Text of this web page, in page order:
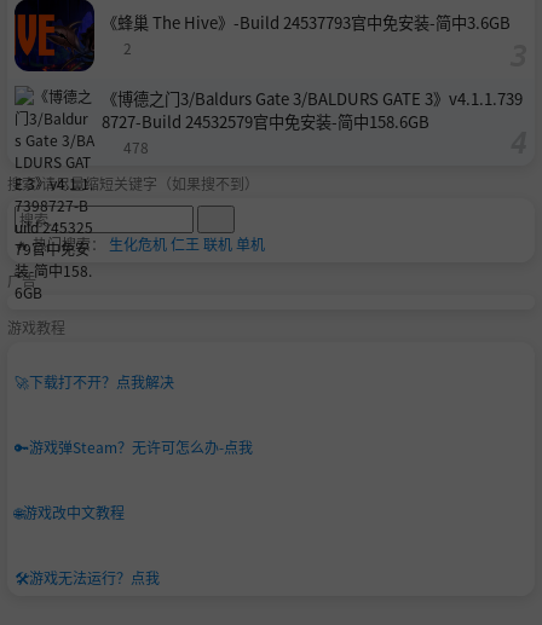
《蜂巢 The Hive》-Build 24537793官中免安装-简中3.6GB
2
《博德之门3/Baldurs Gate 3/BALDURS GATE 3》v4.1.1.739
8727-Build 24532579官中免安装-简中158.6GB
478
搜索-请尽量缩短关键字（如果搜不到）
🔥 热门搜索： 生化危机仁王联机单机
广告
游戏教程
🚀下载打不开？点我解决
🔑游戏弹Steam？无许可怎么办-点我
🌐游戏改中文教程
🛠️游戏无法运行？点我